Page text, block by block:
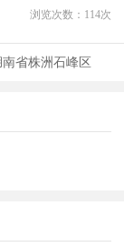
浏览次数： 114次
南省株洲石峰区